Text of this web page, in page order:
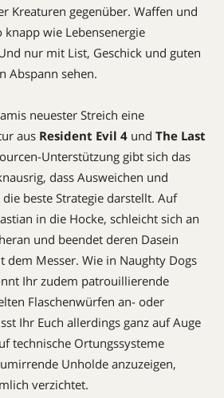
Kreaturen gegenüber. Waffen und
wie Lebensenergie
nur mit List, Geschick und guten
Abspann sehen.
neuester Streich eine
aus Resident Evil 4 und The Last
Unterstützung gibt sich das
dass Ausweichen und
beste Strategie darstellt. Auf
in die Hocke, schleicht sich an
und beendet deren Dasein
Messer. Wie in Naughty Dogs
Ihr zudem patrouillierende
Flaschenwürfen an- oder
Ihr Euch allerdings ganz auf Auge
technische Ortungssysteme
Unholde anzuzeigen,
verzichtet.